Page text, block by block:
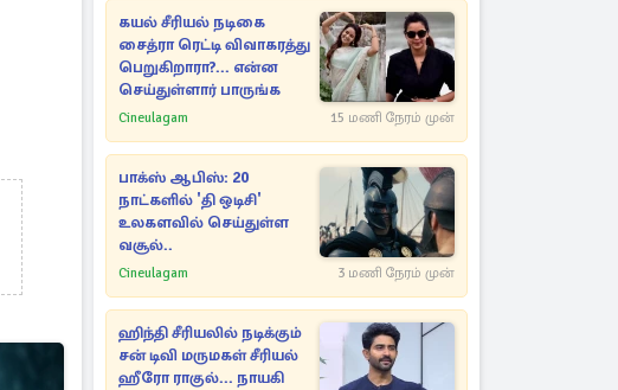
கயல் சீரியல் நடிகை
சைத்ரா ரெட்டி விவாகரத்து
பெறுகிறாரா?... என்ன
செய்துள்ளார் பாருங்க
Cineulagam 15 மணி நேரம் முன்
பாக்ஸ் ஆபிஸ்: 20
நாட்களில் 'தி ஒடிசி'
உலகளவில் செய்துள்ள
வசூல்..
Cineulagam 3 மணி நேரம் முன்
ஹிந்தி சீரியலில் நடிக்கும்
சன் டிவி மருமகள் சீரியல்
ஹீரோ ராகுல்... நாயகி